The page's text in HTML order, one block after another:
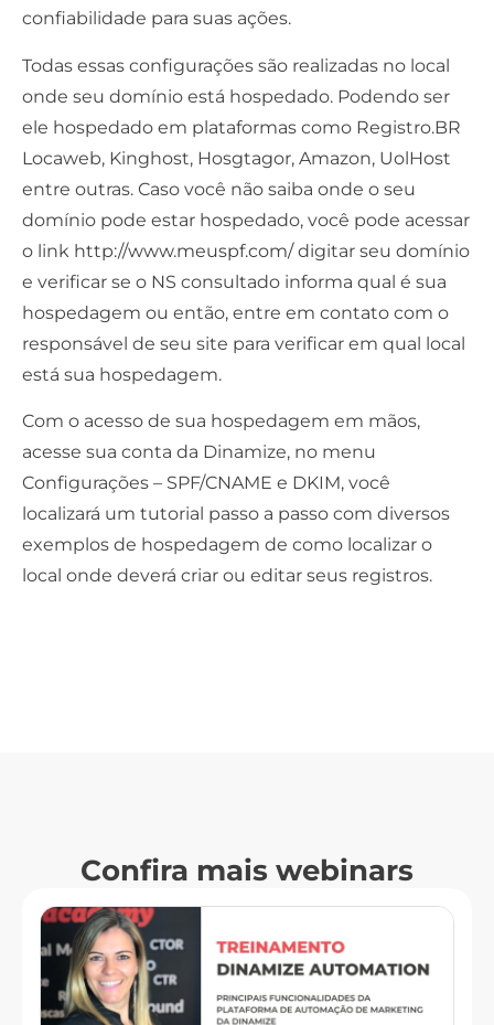
confiabilidade para suas ações.
Todas essas configurações são realizadas no local
onde seu domínio está hospedado. Podendo ser
ele hospedado em plataformas como Registro.BR
Locaweb, Kinghost, Hosgtagor, Amazon, UolHost
entre outras. Caso você não saiba onde o seu
domínio pode estar hospedado, você pode acessar
o link http://www.meuspf.com/digitar seu domínio
e verificar se o NS consultado informa qual é sua
hospedagem ou então, entre em contato com o
responsável de seu site para verificar em qual local
está sua hospedagem.
Com o acesso de sua hospedagem em mãos,
acesse sua conta da Dinamize, no menu
Configurações – SPF/CNAME e DKIM, você
localizará um tutorial passo a passo com diversos
exemplos de hospedagem de como localizar o
local onde deverá criar ou editar seus registros.
Confira mais webinars